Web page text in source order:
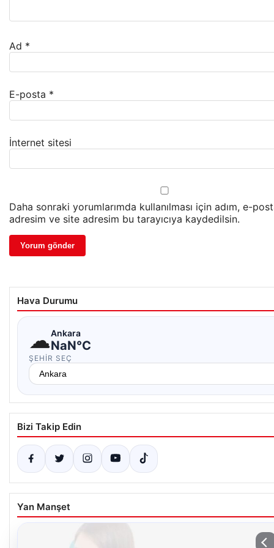
Ad *
E-posta *
İnternet sitesi
Daha sonraki yorumlarımda kullanılması için adım, e-
adresim ve site adresim bu tarayıcıya kaydedilsin.
Hava Durumu
☁Ankara
NaN°C
ŞEHIR SEÇ
Bizi Takip Edin
Yan Manşet